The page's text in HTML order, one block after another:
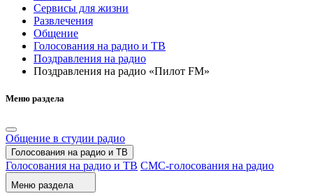
Сервисы для жизни
Развлечения
Общение
Голосования на радио и ТВ
Поздравления на радио
Поздравления на радио «Пилот FM»
Меню раздела
Общение в студии радио
Голосования на радио и ТВ
Голосования на радио и ТВ СМС-голосования на радио
Меню раздела